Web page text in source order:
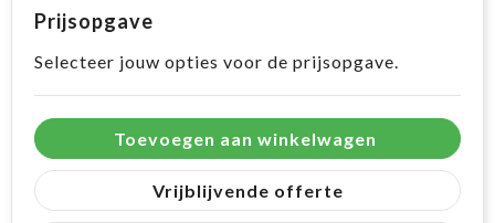
Prijsopgave
Selecteer jouw opties voor de prijsopgave.
Toevoegen aan winkelwagen
Vrijblijvende offerte